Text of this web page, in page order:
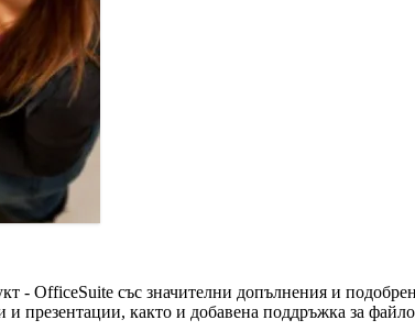
- OfficeSuite със значителни допълнения и
презентации, както и добавена поддръжка за